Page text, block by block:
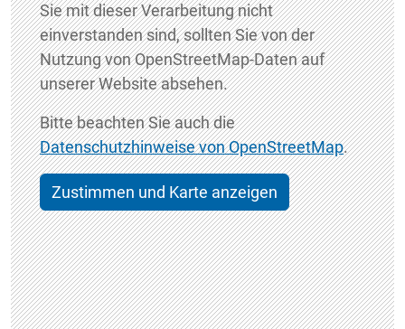
Sie mit dieser Verarbeitung nicht
einverstanden sind, sollten Sie von der
Nutzung von OpenStreetMap-Daten auf
unserer Website absehen.
Bitte beachten Sie auch die
Datenschutzhinweise von OpenStreetMap.
Zustimmen und Karte anzeigen